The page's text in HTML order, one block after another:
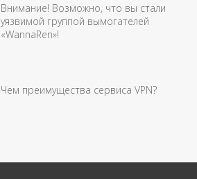
Внимание! Возможно, что вы стали
уязвимой группой вымогателей
«WannaRen»!
Чем преимущества сервиса VPN?